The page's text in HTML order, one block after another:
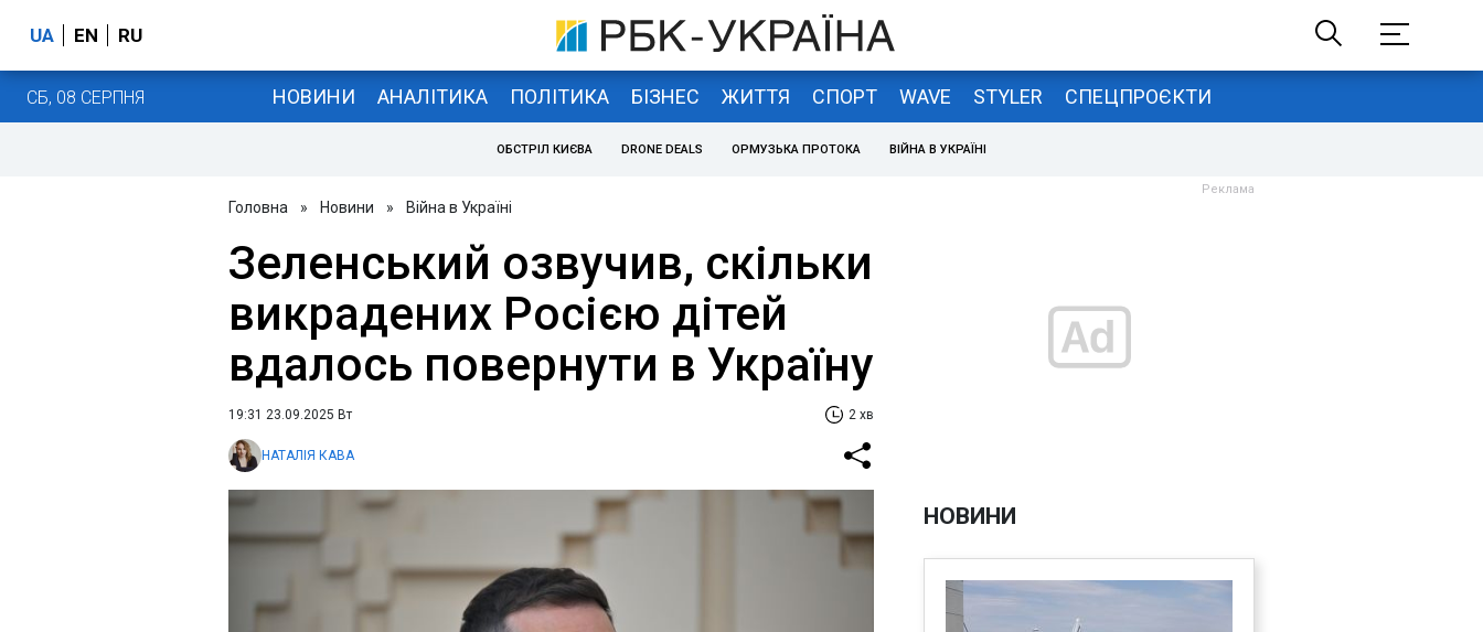
UA EN RU
СБ, 08 СЕРПНЯ НОВИНИ АНАЛІТИКА ПОЛІТИКА БІЗНЕС ЖИТТЯ СПОРТ WAVE STYLER СПЕЦПРОЄКТИ
ОБСТРІЛ КИЄВА DRONE DEALS ОРМУЗЬКА ПРОТОКА ВІЙНА В УКРАЇНІ
Головна » Новини » Війна в Україні
Зеленський озвучив, скільки
викрадених Росією дітей
вдалось повернути в Україну
19:31 23.09.2025 Вт 2 хв
НАТАЛІЯ КАВА
НОВИНИ